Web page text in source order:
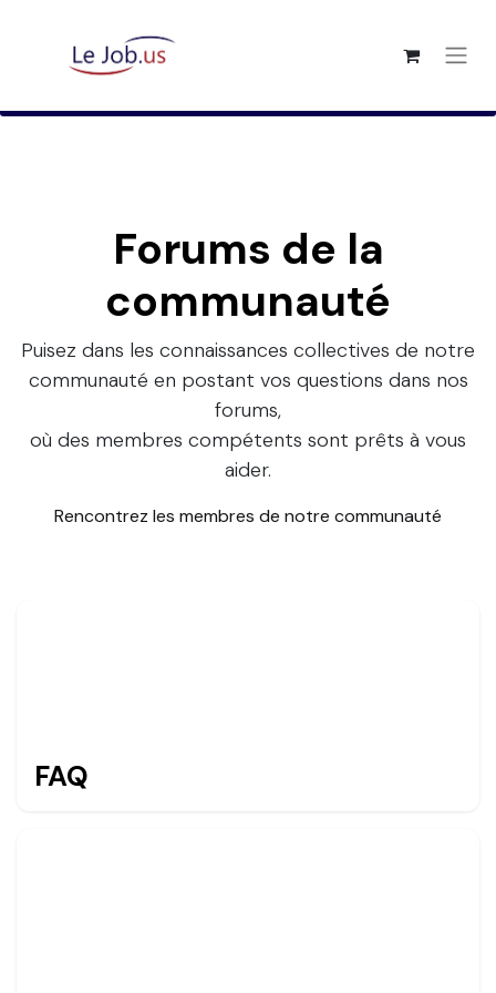
Forums de la
communauté
Puisez dans les connaissances collectives de notre
communauté en postant vos questions dans nos
forums,
où des membres compétents sont prêts à vous
aider.
Rencontrez les membres de notre communauté
FAQ